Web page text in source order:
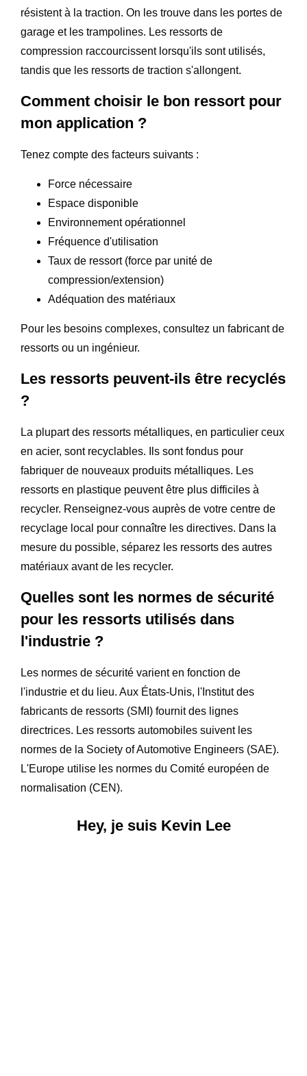
résistent à la traction. On les trouve dans les portes de
garage et les trampolines. Les ressorts de
compression raccourcissent lorsqu'ils sont utilisés,
tandis que les ressorts de traction s'allongent.
Comment choisir le bon ressort pour
mon application ?
Tenez compte des facteurs suivants :
Force nécessaire
Espace disponible
Environnement opérationnel
Fréquence d'utilisation
Taux de ressort (force par unité de
compression/extension)
Adéquation des matériaux
Pour les besoins complexes, consultez un fabricant de
ressorts ou un ingénieur.
Les ressorts peuvent-ils être recyclés
?
La plupart des ressorts métalliques, en particulier ceux
en acier, sont recyclables. Ils sont fondus pour
fabriquer de nouveaux produits métalliques. Les
ressorts en plastique peuvent être plus difficiles à
recycler. Renseignez-vous auprès de votre centre de
recyclage local pour connaître les directives. Dans la
mesure du possible, séparez les ressorts des autres
matériaux avant de les recycler.
Quelles sont les normes de sécurité
pour les ressorts utilisés dans
l'industrie ?
Les normes de sécurité varient en fonction de
l'industrie et du lieu. Aux États-Unis, l'Institut des
fabricants de ressorts (SMI) fournit des lignes
directrices. Les ressorts automobiles suivent les
normes de la Society of Automotive Engineers (SAE).
L'Europe utilise les normes du Comité européen de
normalisation (CEN).
Hey, je suis Kevin Lee